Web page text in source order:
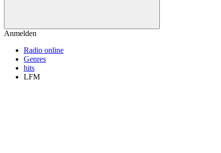
Anmelden
Radio online
Genres
hits
LFM